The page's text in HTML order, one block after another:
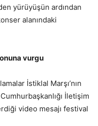
yürüyüşün ardından
alanındaki
vurgu
İstiklal Marşı’nın
İletişim
video mesajı festival